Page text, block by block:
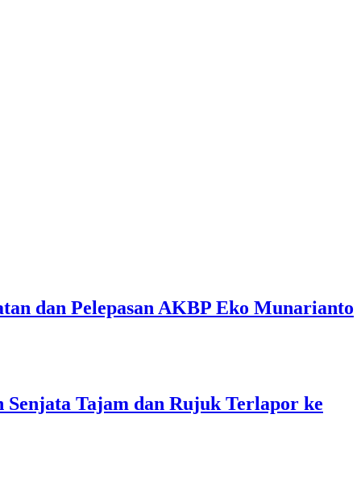
dan Pelepasan AKBP Eko Munarianto
Senjata Tajam dan Rujuk Terlapor ke